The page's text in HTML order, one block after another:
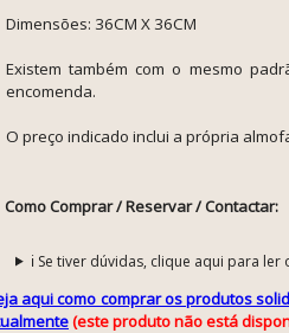
Dimensões: 36CM X 36CM
Existem também com o mesmo
encomenda.
O preço indicado inclui a própria
Como Comprar / Reservar / Contactar:
ℹ️ Se tiver dúvidas, clique aqui para
aqui como comprar os produtos
(este produto não está